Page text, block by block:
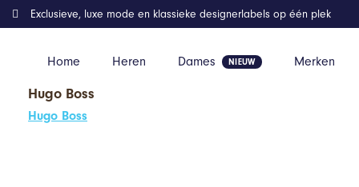
Home Heren Dames Merken
Exclusieve, luxe mode en klassieke designerlabels op één plek
Hugo Boss
Hugo Boss
Home Kleding